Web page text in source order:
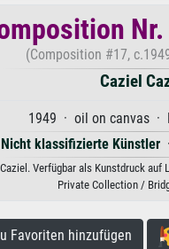
(Composition #17,
Caziel
1949 · oil on canvas ·
Nicht klassifizierte Künstler·
Verfügbar als Kunstdruck
Private Collection /
hinzufügen